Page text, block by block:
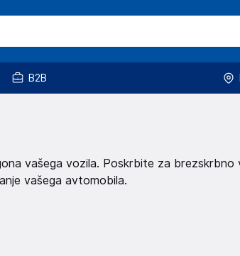
B2B
vašega vozila. Poskrbite za brezskrbno
vašega avtomobila.